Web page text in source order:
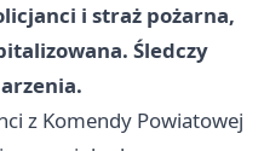
i straż pożarna,
Śledczy
z Komendy Powiatowej